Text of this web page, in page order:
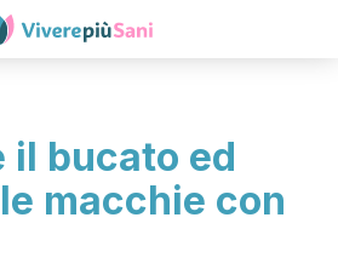
il bucato ed
macchie con